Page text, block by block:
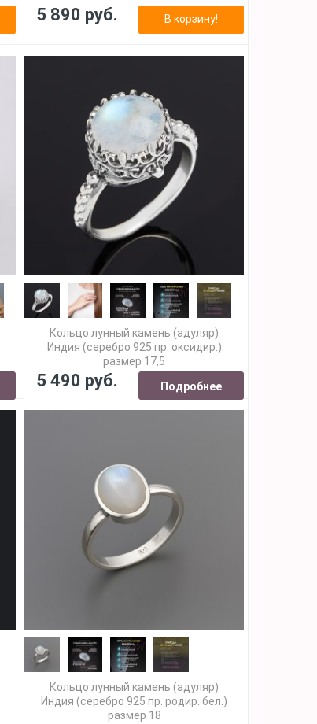
5 890 руб. В корзину!
Кольцо лунный камень (адуляр)
Индия (серебро 925 пр. оксидир.)
размер 17,5
5 490 руб. Подробнее
Кольцо лунный камень (адуляр)
Индия (серебро 925 пр. родир. бел.)
размер 18